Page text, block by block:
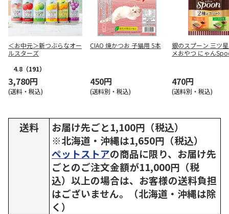
＜お中元＞新つぶらなオー
ルスターズ
4.8 （191）
3,780円
(送料・税込)
CIAO 焼かつお 子猫用 5本
450円
(送料別・税込)
銀のスプーン 三ツ
メおやつ にゃん
470円
(送料別・税込)
送料
お届け先ごと1,100円（税込）
※北海道・沖縄は1,650円（税込）
ペットストアの商品に限り、お届け先
ごとのご注文金額が11,000円（税
込）以上の場合は、お客様の送料負担
はございません。（北海道・沖縄は除
く）